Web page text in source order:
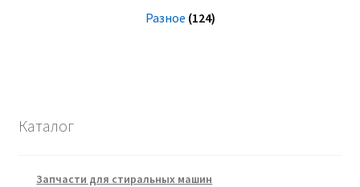
Разное (124)
Каталог
Запчасти для стиральных машин